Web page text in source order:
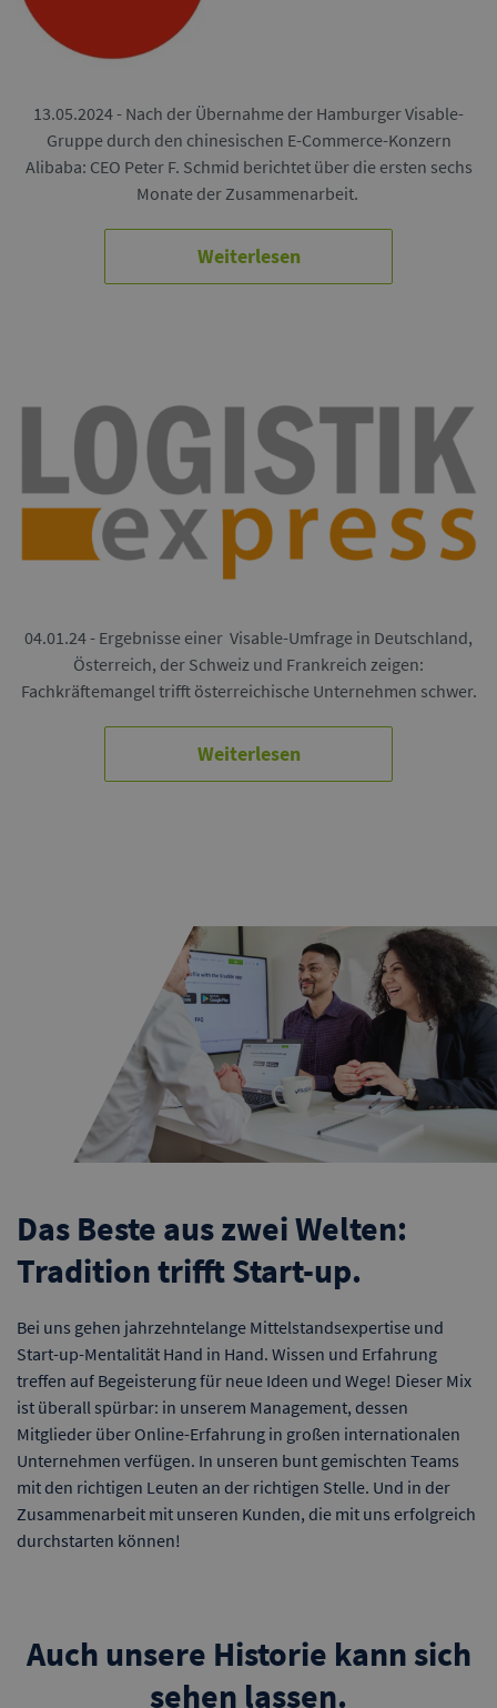
13.05.2024 - Nach der Übernahme der Hamburger Visable-
Gruppe durch den chinesischen E-Commerce-Konzern
Alibaba: CEO Peter F. Schmid berichtet über die ersten sechs
Monate der Zusammenarbeit.
Weiterlesen
04.01.24 - Ergebnisse einer Visable-Umfrage in Deutschland,
Österreich, der Schweiz und Frankreich zeigen:
Fachkräftemangel trifft österreichische Unternehmen schwer.
Weiterlesen
Das Beste aus zwei Welten:
Tradition trifft Start-up.
Bei uns gehen jahrzehntelange Mittelstandsexpertise und
Start-up-Mentalität Hand in Hand. Wissen und Erfahrung
treffen auf Begeisterung für neue Ideen und Wege! Dieser Mix
ist überall spürbar: in unserem Management, dessen
Mitglieder über Online-Erfahrung in großen internationalen
Unternehmen verfügen. In unseren bunt gemischten Teams
mit den richtigen Leuten an der richtigen Stelle. Und in der
Zusammenarbeit mit unseren Kunden, die mit uns erfolgreich
durchstarten können!
Auch unsere Historie kann sich
sehen lassen.